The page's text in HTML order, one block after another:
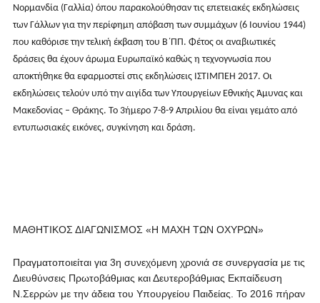
Νορμανδία (Γαλλία) όπου παρακολούθησαν τις επετειακές εκδηλώσεις
των Γάλλων για την περίφημη απόβαση των συμμάχων (6 Ιουνίου 1944)
που καθόρισε την τελική έκβαση του Β΄ΠΠ. Φέτος οι αναβιωτικές
δράσεις θα έχουν άρωμα Ευρωπαϊκό καθώς η τεχνογνωσία που
αποκτήθηκε θα εφαρμοστεί στις εκδηλώσεις ΙΣΤΙΜΠΕΗ 2017. Οι
εκδηλώσεις τελούν υπό την αιγίδα των Υπουργείων Εθνικής Άμυνας και
Μακεδονίας – Θράκης. Το 3ήμερο 7-8-9 Απριλίου θα είναι γεμάτο από
εντυπωσιακές εικόνες, συγκίνηση και δράση.
ΜΑΘΗΤΙΚΟΣ ΔΙΑΓΩΝΙΣΜΟΣ «Η ΜΑΧΗ ΤΩΝ ΟΧΥΡΩΝ»
Πραγματοποιείται για 3η συνεχόμενη χρονιά σε συνεργασία με τις
Διευθύνσεις Πρωτοβάθμιας και Δευτεροβάθμιας Εκπαίδευση
Ν.Σερρών με την άδεια του Υπουργείου Παιδείας. Το 2016 πήραν